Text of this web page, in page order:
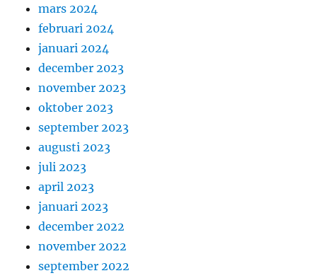
mars 2024
februari 2024
januari 2024
december 2023
november 2023
oktober 2023
september 2023
augusti 2023
juli 2023
april 2023
januari 2023
december 2022
november 2022
september 2022